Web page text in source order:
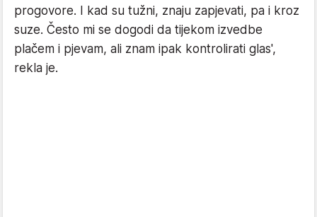
progovore. I kad su tužni, znaju zapjevati, pa i kroz
suze. Često mi se dogodi da tijekom izvedbe
plačem i pjevam, ali znam ipak kontrolirati glas',
rekla je.